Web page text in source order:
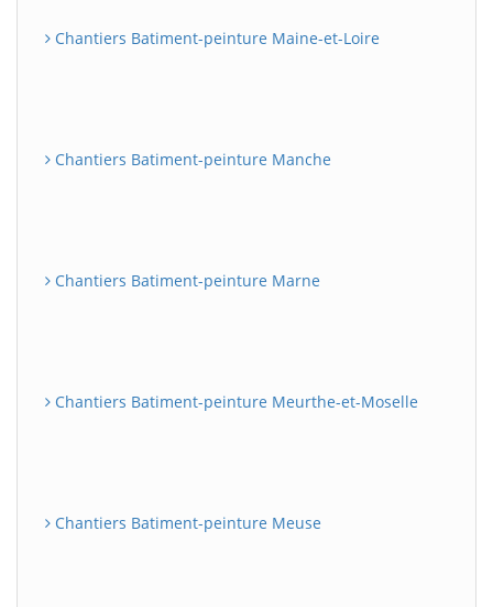
Chantiers Batiment-peinture Maine-et-Loire
Chantiers Batiment-peinture Manche
Chantiers Batiment-peinture Marne
Chantiers Batiment-peinture Meurthe-et-Moselle
Chantiers Batiment-peinture Meuse